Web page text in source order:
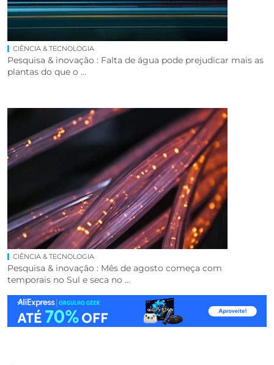
CIÊNCIA & TECNOLOGIA
Pesquisa & inovação : Falta de água pode prejudicar mais as
plantas do que o ...
CIÊNCIA & TECNOLOGIA
Pesquisa & inovação : Mês de agosto começa com
temporais no Sul e seca no ...